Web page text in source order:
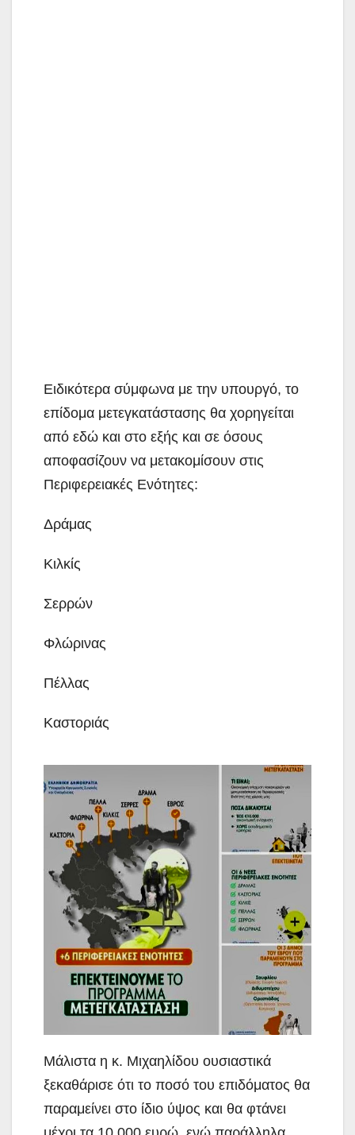
Ειδικότερα σύμφωνα με την υπουργό, το
επίδομα μετεγκατάστασης θα χορηγείται
από εδώ και στο εξής και σε όσους
αποφασίζουν να μετακομίσουν στις
Περιφερειακές Ενότητες:
Δράμας
Κιλκίς
Σερρών
Φλώρινας
Πέλλας
Καστοριάς
Μάλιστα η κ. Μιχαηλίδου ουσιαστικά
ξεκαθάρισε ότι το ποσό του επιδόματος θα
παραμείνει στο ίδιο ύψος και θα φτάνει